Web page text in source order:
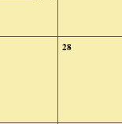
28